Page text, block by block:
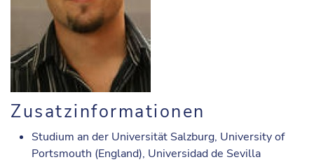
Zusatzinformationen
Studium an der Universität Salzburg, University of
Portsmouth (England), Universidad de Sevilla